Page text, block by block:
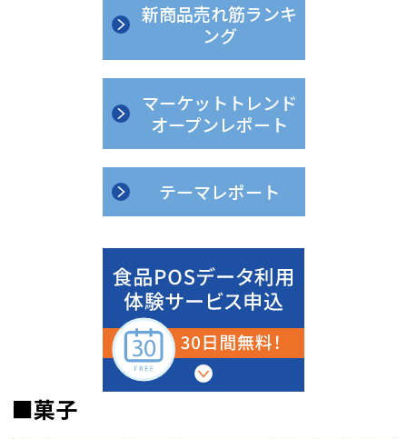
新商品売れ筋ランキ
ング
マーケットトレンド
オープンレポート
テーマレポート
■菓子